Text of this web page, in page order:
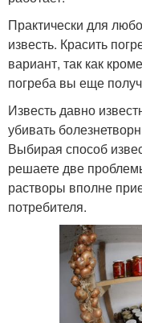
Практически для
известь. Красить
вариант, так как
погреба вы еще
Известь давно
убивать
Выбирая способ
решаете две
растворы вполне
потребителя.